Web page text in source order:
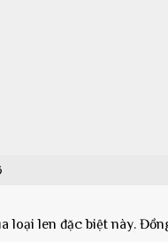
loại len đặc biệt này.